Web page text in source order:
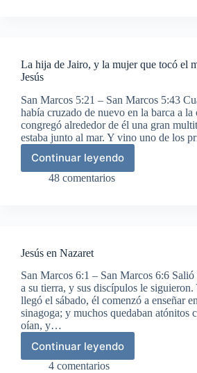
La hija de Jairo, y la mujer que tocó el
Jesús
San Marcos 5:21 – San Marcos 5:43
había cruzado de nuevo en la barca a la
congregó alrededor de él una gran
estaba junto al mar. Y vino uno de los
Continuar leyendo
La
hija
que
tocó
el
manto
de
48 comentarios
Jesús en Nazaret
San Marcos 6:1 – San Marcos 6:6
a su tierra, y sus discípulos le siguieron.
llegó el sábado, él comenzó a enseñar
sinagoga; y muchos quedaban atónitos
oían, y…
Continuar leyendo
Jesús
en
4 comentarios